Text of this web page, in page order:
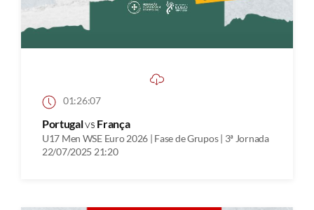
01:26:07
Portugalvs França
U17 Men WSE Euro 2026 | Fase de Grupos | 3ª Jornada
22/07/2025 21:20